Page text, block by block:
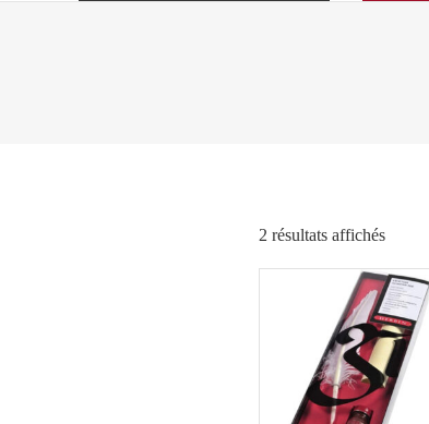
2 résultats affichésTrié
par